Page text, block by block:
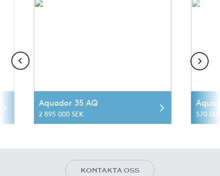
Aquador 35 AQ
2 895 000 SEK 570
KONTAKTA OSS